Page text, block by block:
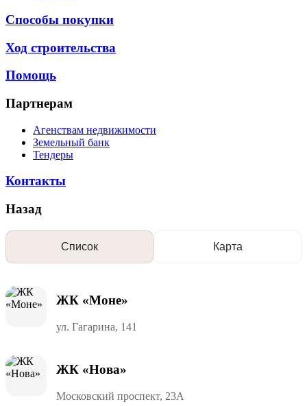
Способы покупки
Ход строительства
Помощь
Партнерам
Агенствам недвижимости
Земельный банк
Тендеры
Контакты
Назад
Список Карта
ЖК «Моне»
ул. Гагарина, 141
ЖК «Нова»
Московский проспект, 23А